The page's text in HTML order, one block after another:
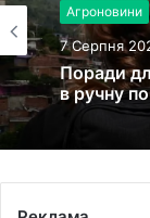
Агроновини
7 Серпня
Поради
в ручну